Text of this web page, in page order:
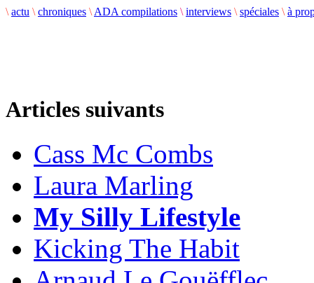
\ actu \ chroniques \ ADA compilations \ interviews \ spéciales \ à
Articles suivants
Cass Mc Combs
Laura Marling
My Silly Lifestyle
Kicking The Habit